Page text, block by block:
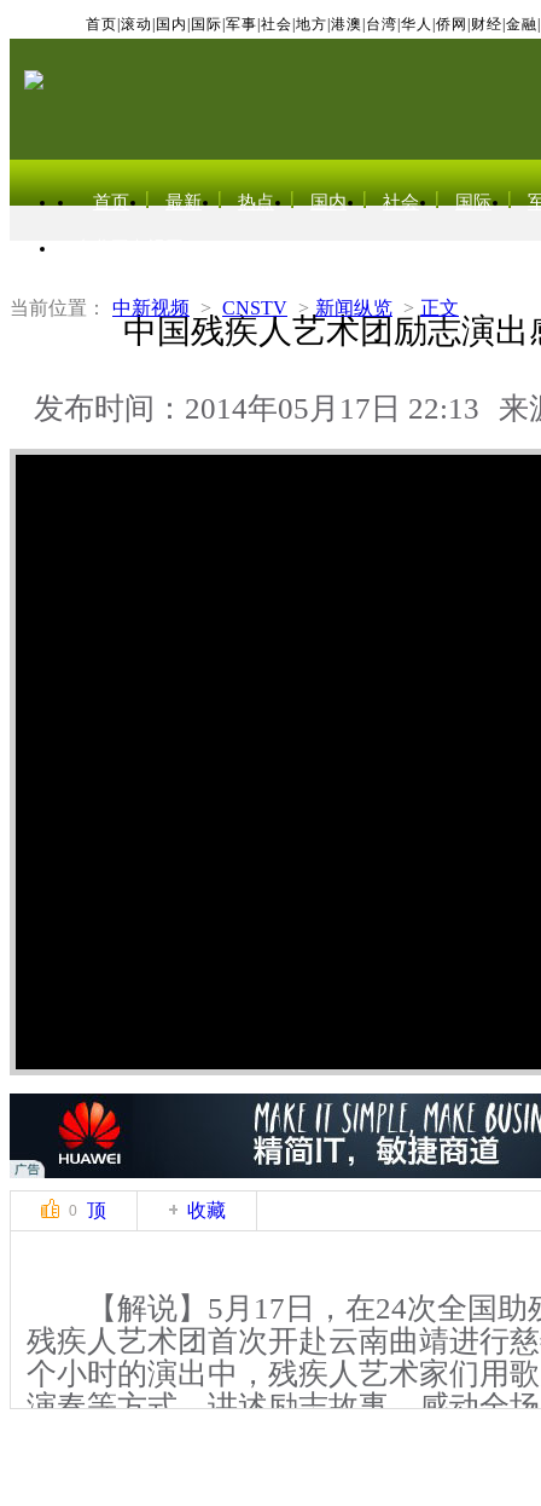
首页 滚动 国内 国际 军事 社会 地方 港澳 台湾 华人 侨网 财经 金融
首页 最新 热点 国内 社会 国际
当前位置： 中新视频 > CNSTV > 新闻纵览 > 正文
中国残疾人艺术团励志演出
发布时间：2014年05月17日 22:13 来
0 顶 收藏
【解说】5月17日，在24次全国助
残疾人艺术团首次开赴云南曲靖进行
个小时的演出中，残疾人艺术家们用
演奏等方式，讲述励志故事，感动全